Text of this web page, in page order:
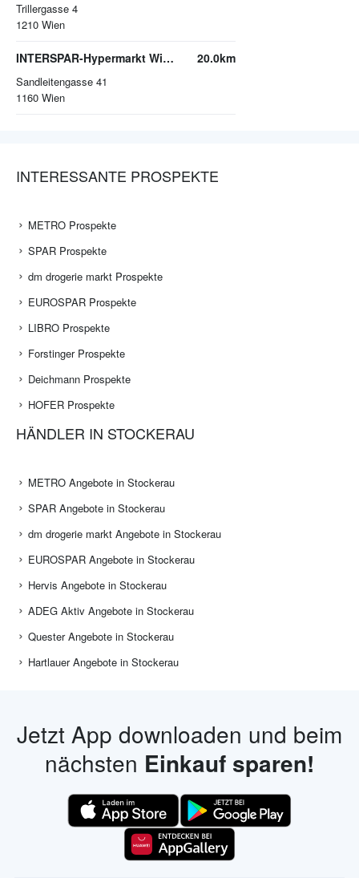
Trillergasse 4
1210 Wien
INTERSPAR-Hypermarkt Wien-Ottakring
Sandleitengasse 41
1160 Wien
20.0km
INTERESSANTE PROSPEKTE
METRO Prospekte
SPAR Prospekte
dm drogerie markt Prospekte
EUROSPAR Prospekte
LIBRO Prospekte
Forstinger Prospekte
Deichmann Prospekte
HOFER Prospekte
HÄNDLER IN STOCKERAU
METRO Angebote in Stockerau
SPAR Angebote in Stockerau
dm drogerie markt Angebote in Stockerau
EUROSPAR Angebote in Stockerau
Hervis Angebote in Stockerau
ADEG Aktiv Angebote in Stockerau
Quester Angebote in Stockerau
Hartlauer Angebote in Stockerau
Jetzt App downloaden und beim
nächsten Einkauf sparen!